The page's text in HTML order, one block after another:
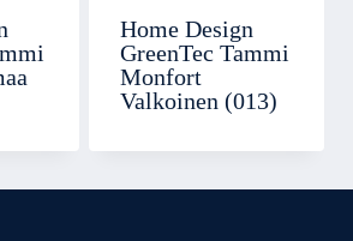
Home Design
GreenTec Tammi
Monfort
Valkoinen (013)